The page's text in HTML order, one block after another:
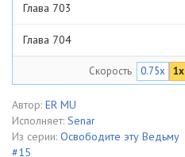
Глава 703
Глава 704
Глава 706
Глава 707
Скорость 0.75x 1x
Автор: ER MU
Исполняет: Senar
Из серии: Освободите эту Ведьму
#15